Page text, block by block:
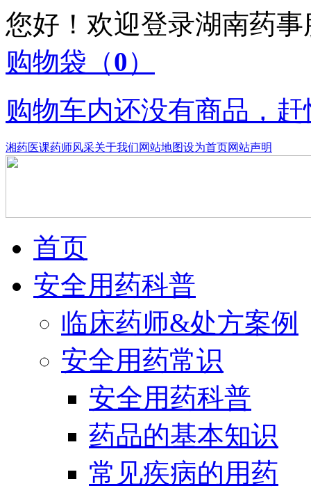
您好！欢迎登录湖南药
购物袋 （0）
购物车内还没有商品，
湘药医课药师风采关于我们网站地图设为首页网站声明
首页
安全用药科普
临床药师&处方案例
安全用药常识
安全用药科普
药品的基本知识
常见疾病的用药